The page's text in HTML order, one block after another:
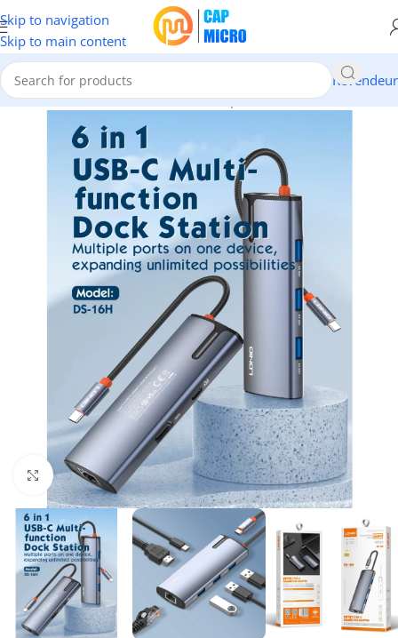
Skip to navigation
Skip to main content
Revendeur
Accueil/INFORMATIQUE/Cables & Adaptateurs/Hub USB
Click to enlarge